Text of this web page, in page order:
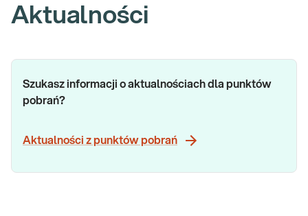
Aktualności
Szukasz informacji o aktualnościach dla punktów
pobrań?
Aktualności z punktów pobrań